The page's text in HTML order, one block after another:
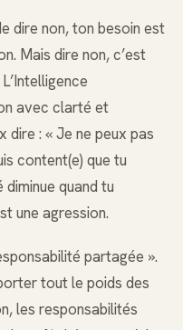
dire non, ton besoin est
Mais dire non, c’est
avec clarté et
dire : « Je ne peux pas
content(e) que tu
diminue quand tu
une agression.
partagée ».
tout le poids des
les responsabilités